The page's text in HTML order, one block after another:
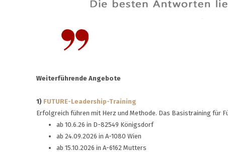
Weiterführende Angebote
1) FUTURE-Leadership-Training
Erfolgreich führen mit Herz und Methode. Das Basistraining für
ab 10.6.26 in D-82549 Königsdorf
ab 24.09.2026 in A-1080 Wien
ab 15.10.2026 in A-6162 Mutters